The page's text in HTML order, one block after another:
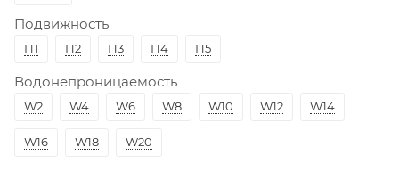
Подвижность
П1 П2 П3 П4 П5
Водонепроницаемость
W2 W4 W6 W8 W10 W12 W14
W16 W18 W20